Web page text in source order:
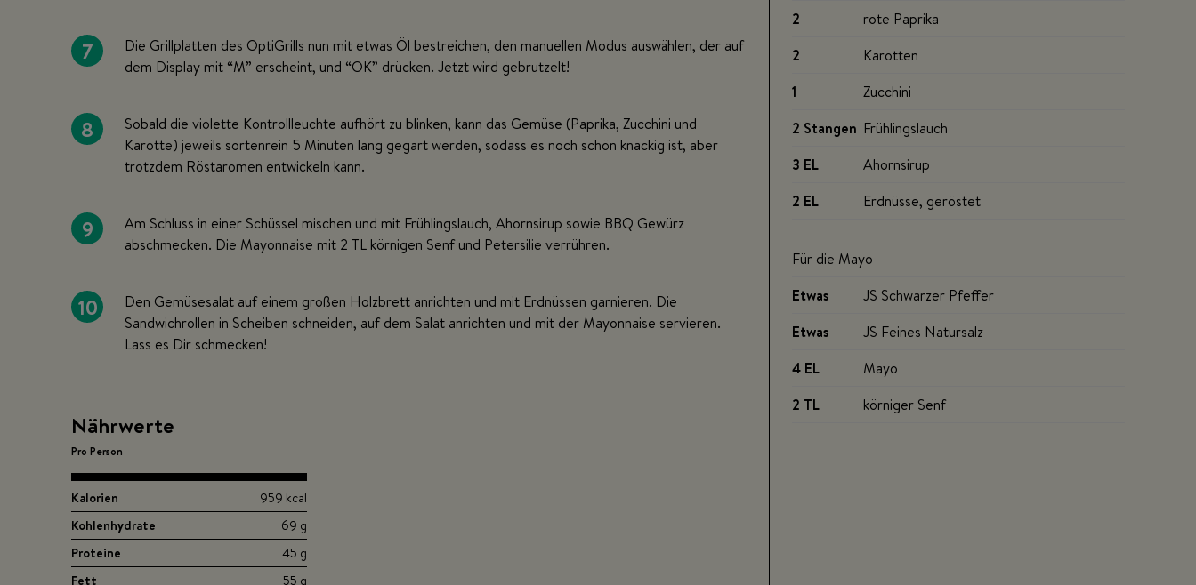
2
rote Paprika
2
Karotten
1
Zucchini
2 Stangen Frühlingslauch
3 EL
Ahornsirup
2 EL
Erdnüsse, geröstet
Für die Mayo
Etwas
JS Schwarzer Pfeffer
Etwas
JS Feines Natursalz
4 EL
Mayo
2 TL
körniger Senf
7
Die Grillplatten des OptiGrills nun mit etwas Öl bestreichen, den manuellen Modus auswählen, der auf
dem Display mit “M” erscheint, und “OK” drücken. Jetzt wird gebrutzelt!
8
Sobald die violette Kontrollleuchte aufhört zu blinken, kann das Gemüse (Paprika, Zucchini und
Karotte) jeweils sortenrein 5 Minuten lang gegart werden, sodass es noch schön knackig ist, aber
trotzdem Röstaromen entwickeln kann.
9
Am Schluss in einer Schüssel mischen und mit Frühlingslauch, Ahornsirup sowie BBQ Gewürz
abschmecken. Die Mayonnaise mit 2 TL körnigen Senf und Petersilie verrühren.
10
Den Gemüsesalat auf einem großen Holzbrett anrichten und mit Erdnüssen garnieren. Die
Sandwichrollen in Scheiben schneiden, auf dem Salat anrichten und mit der Mayonnaise servieren.
Lass es Dir schmecken!
Nährwerte
Pro Person
Kalorien
959 kcal
Kohlenhydrate
69 g
Proteine
45 g
Fett
55 g